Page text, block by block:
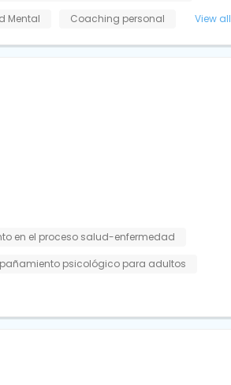
Mental Coaching personal View all
en el proceso salud-enfermedad
psicológico para adultos